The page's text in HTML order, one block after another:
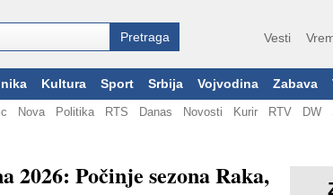
Vesti
Kultura Sport Srbija Vojvodina Zabava
Nova Politika RTS Danas Novosti Kurir RTV DW
2026: Počinje sezona Raka,